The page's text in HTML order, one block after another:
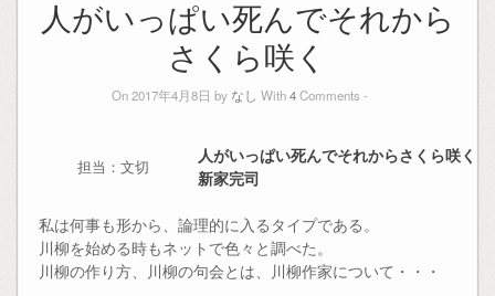
人がいっぱい死んでそれから
さくら咲く
On 2017年4月8日 by なし With4Comments -
担当：文切
人がいっぱい死んでそれからさくら咲く
新家完司
私は何事も形から、論理的に入るタイプである。
川柳を始める時もネットで色々と調べた。
川柳の作り方、川柳の句会とは、川柳作家について・・・